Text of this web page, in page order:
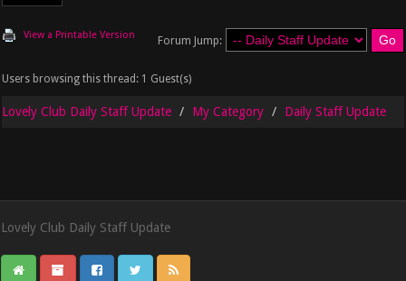
View a Printable Version Forum Jump:
Users browsing this thread: 1 Guest(s)
Lovely Club Daily Staff Update My Category Daily Staff Update
Lovely Club Daily Staff Update